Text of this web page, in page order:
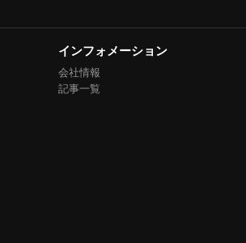
インフォメーション
会社情報
記事一覧